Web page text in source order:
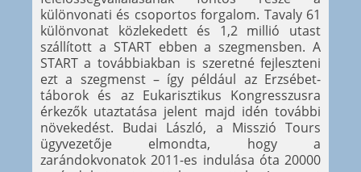
különvonati és csoportos forgalom. Tavaly 61
különvonat közlekedett és 1,2 millió utast
szállított a START ebben a szegmensben. A
START a továbbiakban is szeretné fejleszteni
ezt a szegmenst – így például az Erzsébet-
táborok és az Eukarisztikus Kongresszusra
érkezők utaztatása jelent majd idén további
növekedést. Budai László, a Misszió Tours
ügyvezetője elmondta, hogy a
zarándokvonatok 2011-es indulása óta 20000